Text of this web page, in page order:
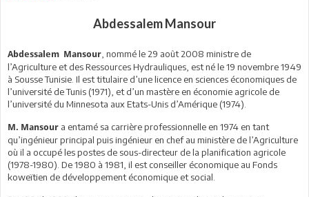
Abdessalem Mansour
Abdessalem Mansour , nommé le 29 août 2008 ministre de
l’Agriculture et des Ressources Hydrauliques, est né le 19 novembre 1949
à Sousse Tunisie. Il est titulaire d’une licence en sciences économiques de
l’université de Tunis (1971), et d’un mastère en économie agricole de
l’université du Minnesota aux Etats-Unis d’Amérique (1974).
M. Mansour a entamé sa carrière professionnelle en 1974 en tant
qu’ingénieur principal puis ingénieur en chef au ministère de l’Agriculture
où il a occupé les postes de sous-directeur de la planification agricole
(1978-1980). De 1980 à 1981, il est conseiller économique au Fonds
koweïtien de développement économique et social.